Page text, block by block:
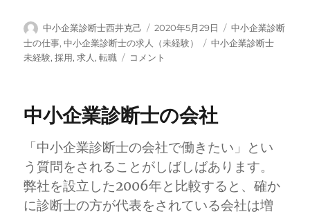
投
稿
者
中小企業診断士西井克己
投
稿
日:
2020年5月29日
カ
テ
中小企業診断
士の仕事,中小企業診断士の求人（未経験）
タ
中小企業診断士
未経験,採用,求人 ,転職
ど
経
歴
や
力
を
重
コメント
中小企業診断士の会社
「中小企業診断士の会社で働きたい」とい
う質問をされることがしばしばあります。
弊社を設立した2006年と比較すると、確か
に診断士の方が代表をされている会社は増